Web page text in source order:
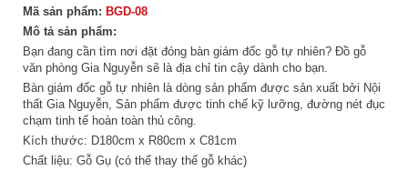
Mã sản phẩm: BGD-08
Mô tả sản phẩm:
Bạn đang cần tìm nơi đặt đóng bàn giám đốc gỗ tự nhiên? Đồ gỗ
văn phòng Gia Nguyễn sẽ là địa chỉ tin cậy dành cho bạn.
Bàn giám đốc gỗ tự nhiên là dòng sản phẩm được sản xuất bởi Nội
thất Gia Nguyễn, Sản phẩm được tinh chế kỹ lưỡng, đường nét đục
chạm tinh tế hoàn toàn thủ công.
Kích thước: D180cm x R80cm x C81cm
Chất liệu: Gỗ Gụ (có thể thay thế gỗ khác)